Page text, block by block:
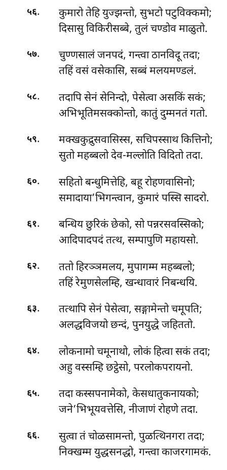
५६.
कुमारो तेहि युज्झन्तो, सुभटो पटुविक्कमो;
दिसासु विकिरीसब्बे, तुलं चण्डोव माळुतो.
५७.
चुण्णसालं जनपदं, गन्त्वा ठानविदू तदा;
तहिं वसं वसेकासि, सब्बं मलयमण्डलं.
५८.
तदापि सेनं सेनिन्दो, पेसेत्वा असकिं सकं;
अभिभूतिमसक्कोन्तो, कातुं दुम्मनतं गतो.
५९.
मक्खकुद्रुसवासिस्स, सचिपस्साथ कित्तिनो;
सुतो महब्बलो देव-मल्लोति विदितो तदा.
६०.
सहितो बन्धुमित्तेहि, बहू रोहणवासिनो;
समादाया’भिगन्त्वान, कुमारं पस्सि सादरो.
६१.
बन्धिय छुरिकं छेको, सो पन्नरसवस्सिको;
आदिपादपदं तत्थ, सम्पापुणि महायसो.
६२.
ततो हिरञ्ञमलय, मुपागम्म महब्बलो;
तहिं रेमुणसेलम्हि, खन्धावारं निबन्धयि.
६३.
तत्थापि सेनं पेसेत्वा, सङ्गामेन्तो चमूपति;
अलद्धविजयो छन्दं, पुनयुद्धे जहिततो.
६४.
लोकनामो चमूनाथो, लोकं हित्वा सकं तदा;
अहु वस्सम्हि छट्ठेसो, परलोकपरायनो.
६५. तदाकस्सपनामेको, केसधातुकनायको;
जने’भिभूयवत्तेसि, नीजाणं रोहणे तदा.
६६.
सुत्वा तं चोळसामन्तो, पुळत्थिनगरा तदा;
निक्खम्म युद्धसनद्धो, गन्त्वा काजरगामकं.